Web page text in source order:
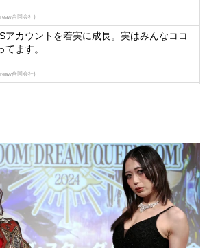
合同会社)
アカウントを着実に成長。実はみんなココ
てます。
合同会社)